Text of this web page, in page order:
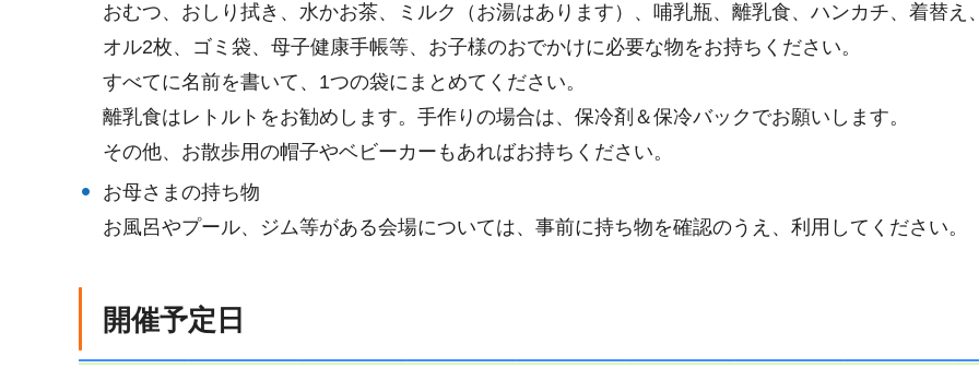
おむつ、おしり拭き、水かお茶、ミルク（お湯はあります）、哺乳瓶、離乳食、ハンカチ、着替え
オル2枚、ゴミ袋、母子健康手帳等、お子様のおでかけに必要な物をお持ちください。
すべてに名前を書いて、1つの袋にまとめてください。
離乳食はレトルトをお勧めします。手作りの場合は、保冷剤＆保冷バックでお願いします。
その他、お散歩用の帽子やベビーカーもあればお持ちください。
お母さまの持ち物
お風呂やプール、ジム等がある会場については、事前に持ち物を確認のうえ、利用してください。
開催予定日